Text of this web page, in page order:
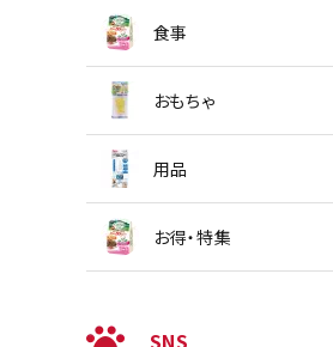
食事
おもちゃ
用品
お得・特集
SNS